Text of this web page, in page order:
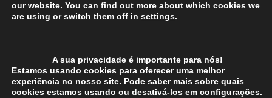
dezanove
our website. You can find out more about which cookies we
are using or switch them off in settings.
──────────────────────────────────────
A sua privacidade é importante para nós!
Estamos usando cookies para oferecer uma melhor
experiência no nosso site. Pode saber mais sobre quais
cookies estamos usando ou desativá-los em configurações.